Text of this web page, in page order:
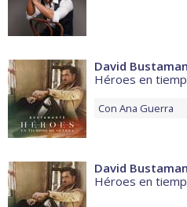
David
Héroes en
Con Ana Guerra
David
Héroes en